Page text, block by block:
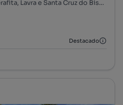
Rua de Angeiras, Lavra, Perafita, Lavra e Santa Cruz do Bispo, Matosinhos, Porto
Destacado